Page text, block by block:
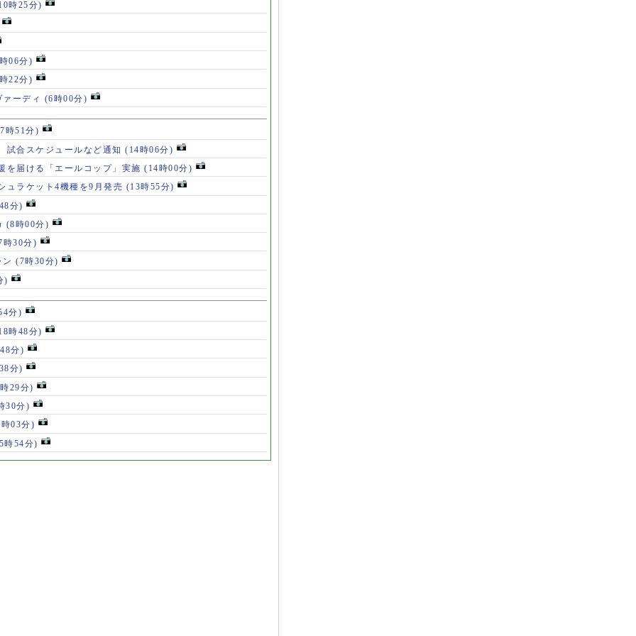
時25分)
06分)
22分)
ーディ (6時00分)
時51分)
試合スケジュールなど通知 (14時06分)
を届ける「エールコップ」実施 (14時00分)
ュラケット4機種を9月発売 (13時55分)
分)
(8時00分)
時30分)
(7時30分)
)
分)
時48分)
分)
分)
29分)
30分)
03分)
時54分)